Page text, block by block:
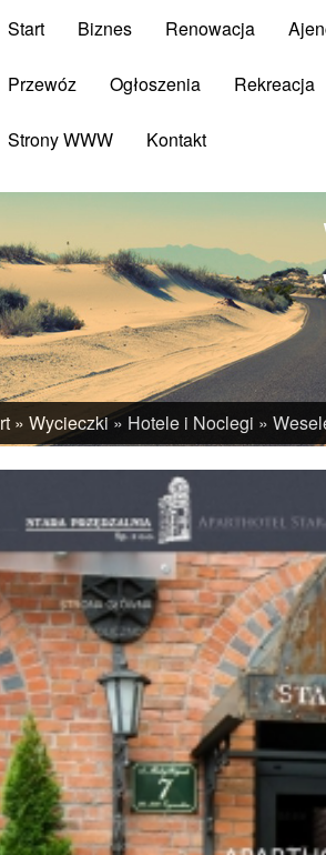
Start Biznes Renowacja
Przewóz Ogłoszenia Rekreacja
Strony WWW Kontakt
» Wycieczki» Hotele i Noclegi »